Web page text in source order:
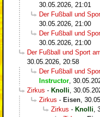
30.05.2026, 21:01
Der Fußball und
30.05.2026, 21:00
Der Fußball und
30.05.2026, 21:00
Der Fußball und Sport
30.05.2026, 20:58
Der Fußball und
Instructor
Zirkus - Knolli
Zirkus - Eisen
Zirkus - Knolli